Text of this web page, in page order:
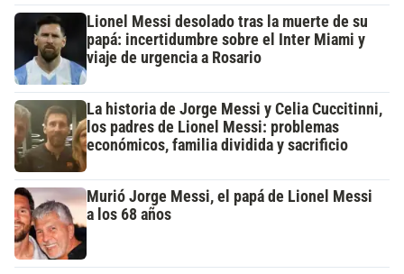
Lionel Messi desolado tras la muerte de su
papá: incertidumbre sobre el Inter Miami y
viaje de urgencia a Rosario
La historia de Jorge Messi y Celia Cuccitinni,
los padres de Lionel Messi: problemas
económicos, familia dividida y sacrificio
Murió Jorge Messi, el papá de Lionel Messi
a los 68 años